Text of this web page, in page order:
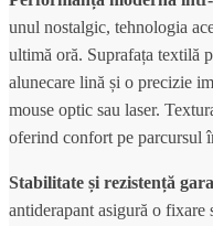
unul nostalgic, tehnologia
ultimă oră. Suprafața textilă
alunecare lină și o precizie
mouse optic sau laser.
oferind confort pe parcursul
Stabilitate și rezistență
antiderapant asigură o fixare